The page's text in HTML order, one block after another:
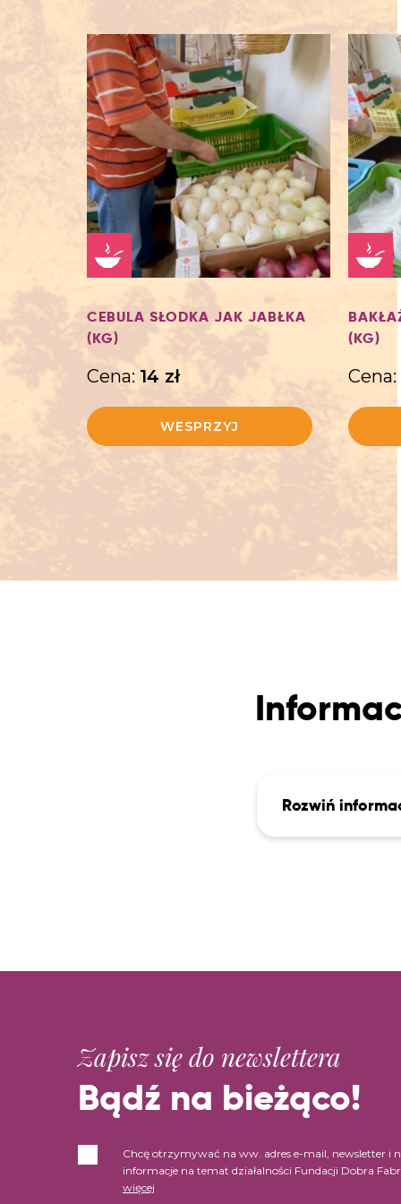
CEBULA SŁODKA JAK JABŁKA
(KG)
Cena: 14 zł
WESPRZYJ
(KG)
Cena:
Rozwiń
Zapisz się do newslettera
Bądź na bieżąco!
Chcę otrzymywać na ww. adres e-mail, newsletter i
informacje na temat działalności Fundacji Dobra
więcej